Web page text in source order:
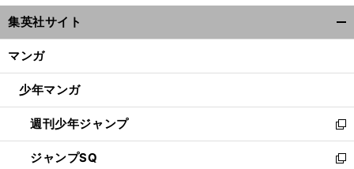
ウ
ィ
ン
ウ
開
く
集英社サイト
マンガ
少年マンガ
週刊少年ジャンプ
新
し
い
ジャンプSQ
新